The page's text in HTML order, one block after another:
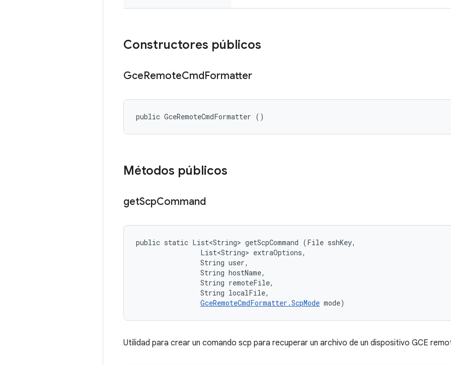
Constructores públicos
GceRemoteCmdFormatter
public GceRemoteCmdFormatter ()
Métodos públicos
getScpCommand
public static List<String> getScpCommand (File sshKey,
                List<String> extraOptions,
                String user,
                String hostName,
                String remoteFile,
                String localFile,
GceRemoteCmdFormatter.ScpMode mode)
Utilidad para crear un comando scp para recuperar un archivo de un dispositivo GCE